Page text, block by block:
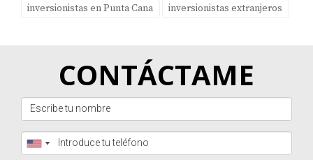
mismo.
¿Qué debo hacer si no entiendo alguna
cláusula del contrato?
Es recomendable consultar a un abogado especializado
en bienes raíces o a un agente inmobiliario confiable
como Yolanda Landinez para aclarar tus dudas.
inversionistas en Punta Cana
inversionistas extranjeros
CONTÁCTAME